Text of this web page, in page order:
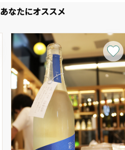
あなたにオススメ